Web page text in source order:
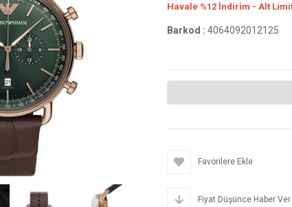
Havale %12 İndirim - Alt
Barkod : 4064092012125
Favorilere Ekle
Fiyat Düşünce Haber Ver